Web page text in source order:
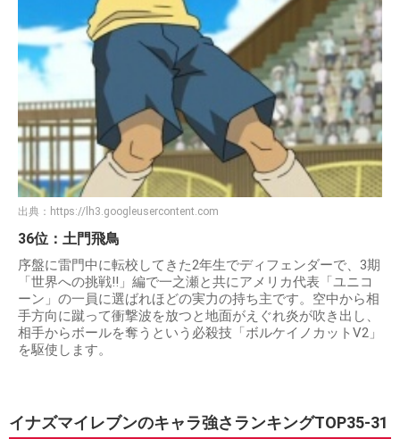
出典： https://lh3.googleusercontent.com
36位：土門飛鳥
序盤に雷門中に転校してきた2年生でディフェンダーで、3期
「世界への挑戦!!」編で一之瀬と共にアメリカ代表「ユニコ
ーン」の一員に選ばれほどの実力の持ち主です。空中から相
手方向に蹴って衝撃波を放つと地面がえぐれ炎が吹き出し、
相手からボールを奪うという必殺技「ボルケイノカットV2」
を駆使します。
イナズマイレブンのキャラ強さランキングTOP35-31